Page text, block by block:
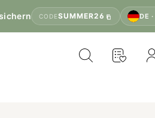
sichern
CODESUMMER26 DE